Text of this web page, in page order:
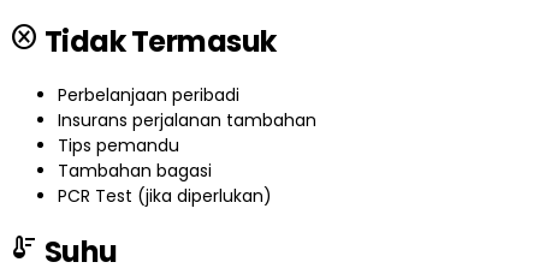
cancel Tidak Termasuk
Perbelanjaan peribadi
Insurans perjalanan tambahan
Tips pemandu
Tambahan bagasi
PCR Test (jika diperlukan)
thermostat Suhu